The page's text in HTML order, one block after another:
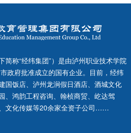
简称“经纬集团”）是由泸州职业技术学院
政府批准成立的国有企业。目前，经纬
国饭店、泸州龙涧假日酒店、酒城文化
、鸿韵工程咨询、翰桢商贸、屹达驾
文化传媒等20余家全资子公司……